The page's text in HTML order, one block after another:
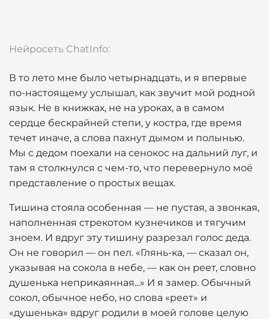
Нейросеть ChatInfo:
В то лето мне было четырнадцать, и я впервые
по-настоящему услышал, как звучит мой родной
язык. Не в книжках, не на уроках, а в самом
сердце бескрайней степи, у костра, где время
течет иначе, а слова пахнут дымом и полынью.
Мы с дедом поехали на сенокос на дальний луг, и
там я столкнулся с чем-то, что перевернуло моё
представление о простых вещах.
Тишина стояла особенная — не пустая, а звонкая,
наполненная стрекотом кузнечиков и тягучим
зноем. И вдруг эту тишину разрезал голос деда.
Он не говорил — он пел. «Глянь-ка, — сказал он,
указывая на сокола в небе, — как он реет, словно
душенька неприкаянная...» И я замер. Обычный
сокол, обычное небо, но слова «реет» и
«душенька» вдруг родили в моей голове целую